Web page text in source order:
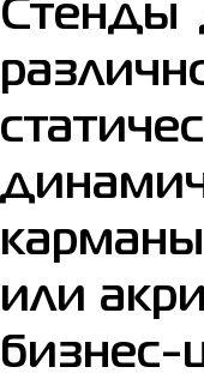
Стенды
или
бизнес-